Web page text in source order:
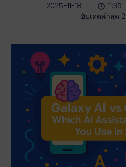
2025-11-18 11:35
อัปเดตล่าสุด